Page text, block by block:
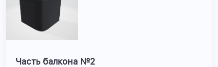
Часть балкона №2